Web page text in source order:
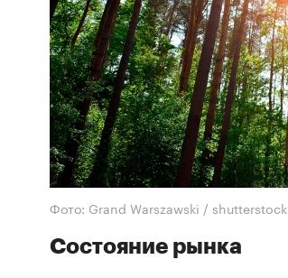
Фото: Grand Warszawski / shutterstock
Состояние рынка